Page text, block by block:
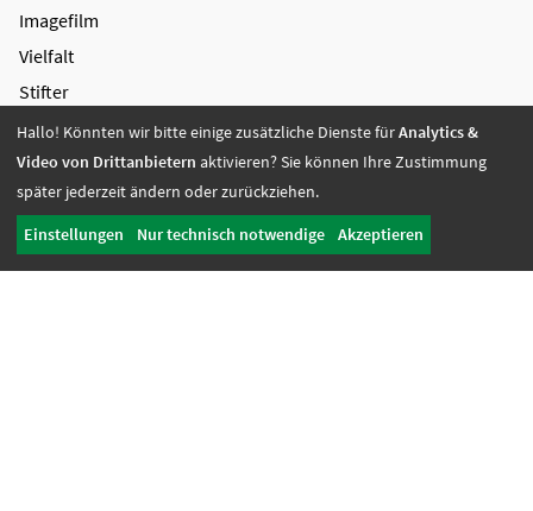
Imagefilm
Vielfalt
Stifter
Wirkungsbericht
Unternehmen des Campus Mensch
Aktuelles
Hallo! Könnten wir bitte einige zusätzliche Dienste fürAnalytics &
Video von Drittanbietern aktivieren? Sie können Ihre Zustimmung
später jederzeit ändern oder zurückziehen.
Einstellungen Nur technisch notwendige Akzeptieren